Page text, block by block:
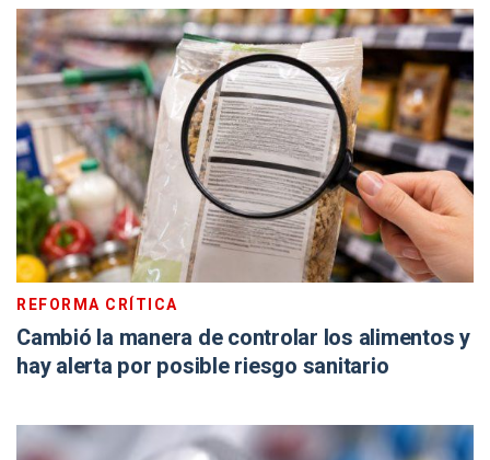
REFORMA CRÍTICA
Cambió la manera de controlar los alimentos y
hay alerta por posible riesgo sanitario